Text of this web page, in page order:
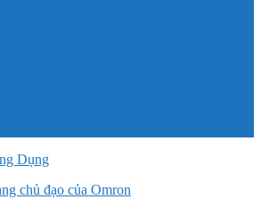
Dụng
chủ đạo của Omron